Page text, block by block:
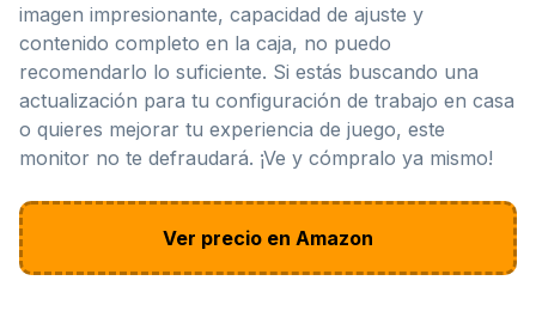
imagen impresionante, capacidad de ajuste y
contenido completo en la caja, no puedo
recomendarlo lo suficiente. Si estás buscando una
actualización para tu configuración de trabajo en casa
o quieres mejorar tu experiencia de juego, este
monitor no te defraudará. ¡Ve y cómpralo ya mismo!
Ver precio en Amazon